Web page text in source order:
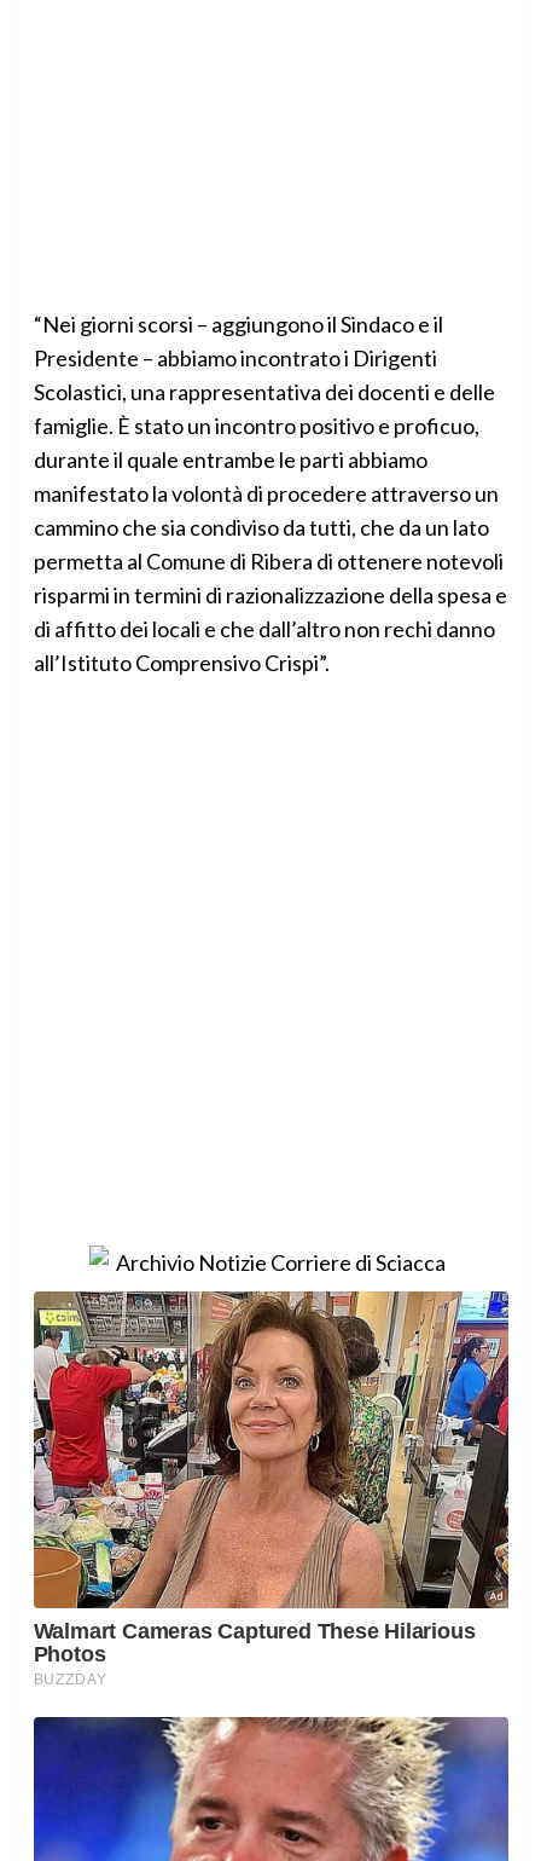
“Nei giorni scorsi – aggiungono il Sindaco e il
Presidente – abbiamo incontrato i Dirigenti
Scolastici, una rappresentativa dei docenti e delle
famiglie. È stato un incontro positivo e proficuo,
durante il quale entrambe le parti abbiamo
manifestato la volontà di procedere attraverso un
cammino che sia condiviso da tutti, che da un lato
permetta al Comune di Ribera di ottenere notevoli
risparmi in termini di razionalizzazione della spesa e
di affitto dei locali e che dall’altro non rechi danno
all’Istituto Comprensivo Crispi”.